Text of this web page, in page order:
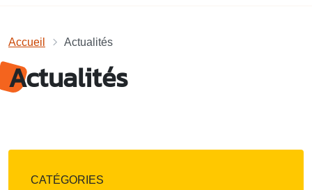
Accueil Actualités
Actualités
CATÉGORIES